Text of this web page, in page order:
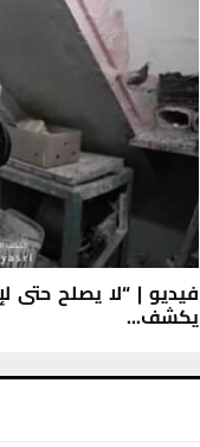
فيديو | “لا يصلح حتى
يكشف...